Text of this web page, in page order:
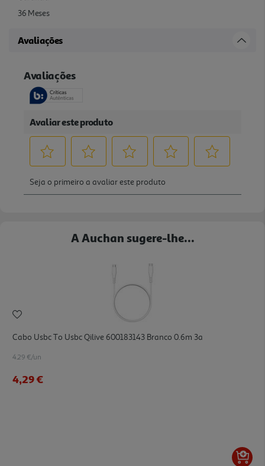
36 Meses
Avaliações
A Auchan sugere-lhe...
Cabo Usbc To Usbc Qilive 600183143 Branco 0.6m 3a
4.29 €/un
4,29 €